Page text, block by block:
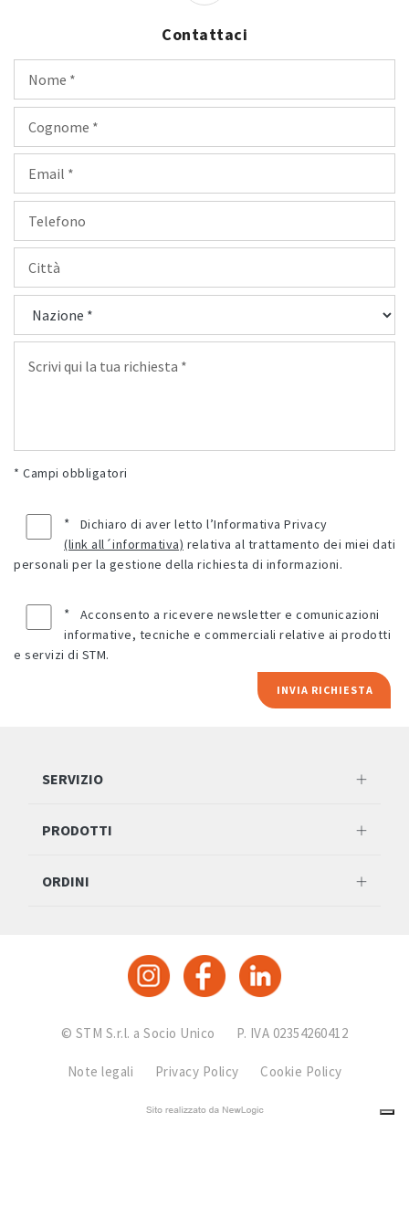
Contattaci
* Campi obbligatori
*
Dichiaro di aver letto l’Informativa Privacy
(link all´informativa)
personali per la gestione della richiesta di informazioni.
*
informative, tecniche e commerciali relative ai prodotti
e servizi di STM.
INVIA RICHIESTA
SERVIZIO
PRODOTTI
ORDINI
© STM S.r.l. a Socio Unico P. IVA 02354260412
Note legali Privacy Policy Cookie Policy